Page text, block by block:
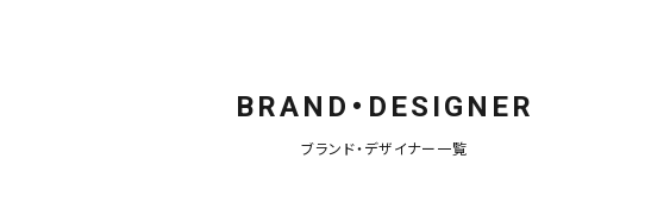
BRAND・DESIGNER
ブランド・デザイナー一覧